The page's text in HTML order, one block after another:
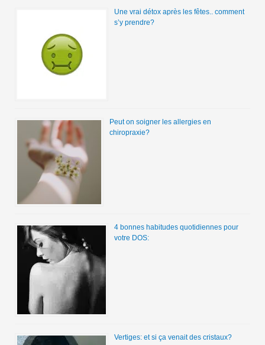
Une vrai détox après les fêtes.. comment
s’y prendre?
Peut on soigner les allergies en
chiropraxie?
4 bonnes habitudes quotidiennes pour
votre DOS:
Vertiges: et si ça venait des cristaux?